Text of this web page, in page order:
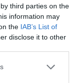
third parties on the
information may
the IAB’s List of
disclose it to other
or more Google
szintén egy
ugyanis a Flatio
belül és a környező